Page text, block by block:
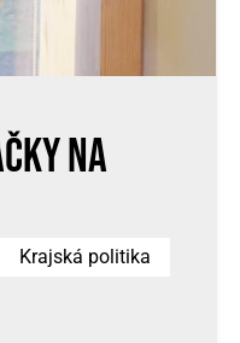
na
Krajská politika